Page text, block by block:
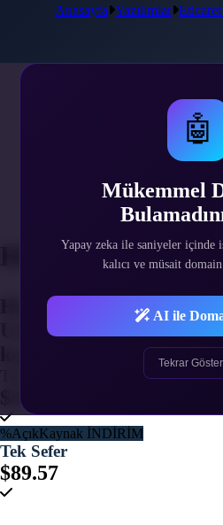
Anasayfa Yazılımlar Eticaret
🤖
Mükemmel
Yapay zeka ile saniyeler içinde
kalıcı ve müsait
AI ile
Tekrar
Alan Adı
3
Web Hosting
4
Ek
5
Hizmet Süresi
Hizmetinizin yenilenme
Uzun süreli alımlarda
$47.30
%AçıkKaynak İNDİRİM
Tek Sefer
$89.57